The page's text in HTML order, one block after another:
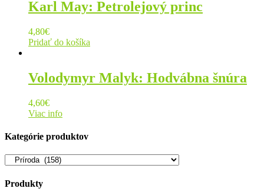
Karl May: Petrolejový princ
4,80€
Pridať do košíka
Volodymyr Malyk: Hodvábna šnúra
4,60€
Viac info
Kategórie produktov
Produkty